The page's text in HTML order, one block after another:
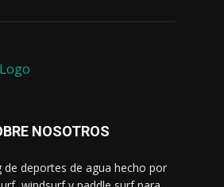
NOSOTROS
de deportes de agua hecho por